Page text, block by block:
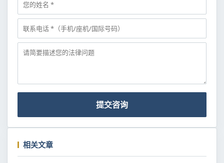
提交咨询
相关文章